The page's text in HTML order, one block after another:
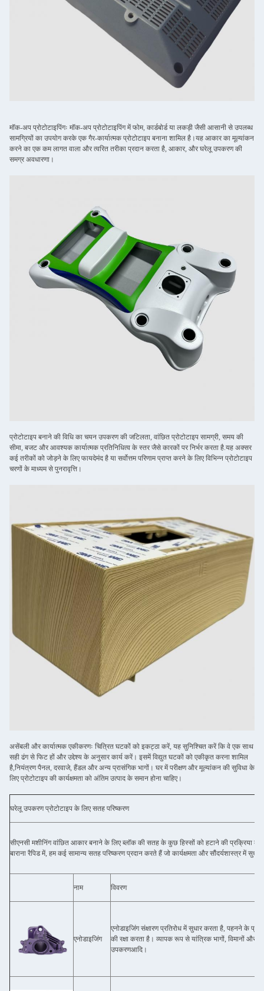
मॉक-अप प्रोटोटाइपिंगः मॉक-अप प्रोटोटाइपिंग में फोम, कार्डबोर्ड या लकड़ी जैसी आसानी से उपलब्ध
सामग्रियों का उपयोग करके एक गैर-कार्यात्मक प्रोटोटाइप बनाना शामिल है।यह आकार का मूल्यांकन
करने का एक कम लागत वाला और त्वरित तरीका प्रदान करता है, आकार, और घरेलू उपकरण की
समग्र अवधारणा।
प्रोटोटाइप बनाने की विधि का चयन उपकरण की जटिलता, वांछित प्रोटोटाइप सामग्री, समय की
सीमा, बजट और आवश्यक कार्यात्मक प्रतिनिधित्व के स्तर जैसे कारकों पर निर्भर करता है.यह अक्सर
कई तरीकों को जोड़ने के लिए फायदेमंद है या सर्वोत्तम परिणाम प्राप्त करने के लिए विभिन्न प्रोटोटाइप
चरणों के माध्यम से पुनरावृत्ति।
असेंबली और कार्यात्मक एकीकरणः चित्रित घटकों को इकट्ठा करें, यह सुनिश्चित करें कि वे एक साथ
सही ढंग से फिट हों और उद्देश्य के अनुसार कार्य करें। इसमें विद्युत घटकों को एकीकृत करना शामिल
है,नियंत्रण पैनल, दरवाजे, हैंडल और अन्य प्रासंगिक भागों। घर में परीक्षण और मूल्यांकन की सुविधा के
लिए प्रोटोटाइप की कार्यक्षमता को अंतिम उत्पाद के समान होना चाहिए।
घरेलू उपकरण प्रोटोटाइप के लिए सतह परिष्करण
सीएनसी मशीनिंग वांछित आकार बनाने के लिए ब्लॉक की सतह के कुछ हिस्सों को हटाने की प्रक्रिया
बाराना रैपिड में, हम कई सामान्य सतह परिष्करण प्रदान करते हैं जो कार्यक्षमता और सौंदर्यशास्त्र में
नाम विवरण
एनोडाइजिंग
एनोडाइजिंग संक्षारण प्रतिरोध में सुधार करता है, पहनने के
की रक्षा करता है। व्यापक रूप से यांत्रिक भागों, विमानों और
उपकरणआदि।